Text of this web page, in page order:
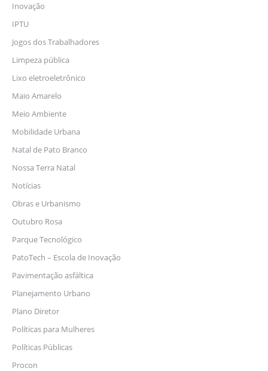
Inovação
IPTU
Jogos dos Trabalhadores
Limpeza pública
Lixo eletroeletrônico
Maio Amarelo
Meio Ambiente
Mobilidade Urbana
Natal de Pato Branco
Nossa Terra Natal
Notícias
Obras e Urbanismo
Outubro Rosa
Parque Tecnológico
PatoTech – Escola de Inovação
Pavimentação asfáltica
Planejamento Urbano
Plano Diretor
Políticas para Mulheres
Políticas Públicas
Procon